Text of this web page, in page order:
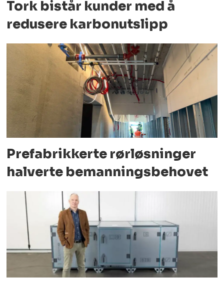
Tork bistår kunder med å
redusere karbonutslipp
Prefabrikkerte rørløsninger
halverte bemanningsbehovet